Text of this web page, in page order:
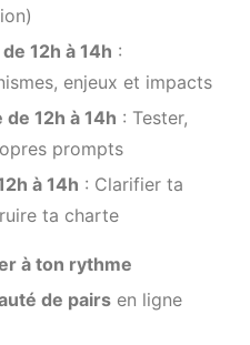
12h à 14h :
enjeux et impacts
12h à 14h : Tester,
prompts
à 14h : Clarifier ta
ta charte
à ton rythme
de pairs en ligne